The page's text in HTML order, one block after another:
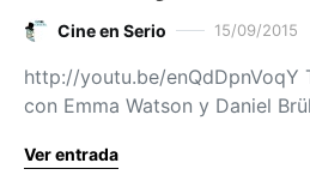
Cine en Serio 15/09/2015
http://youtu.be/enQdDpnVoqY
con Emma Watson y Daniel
Ver entrada